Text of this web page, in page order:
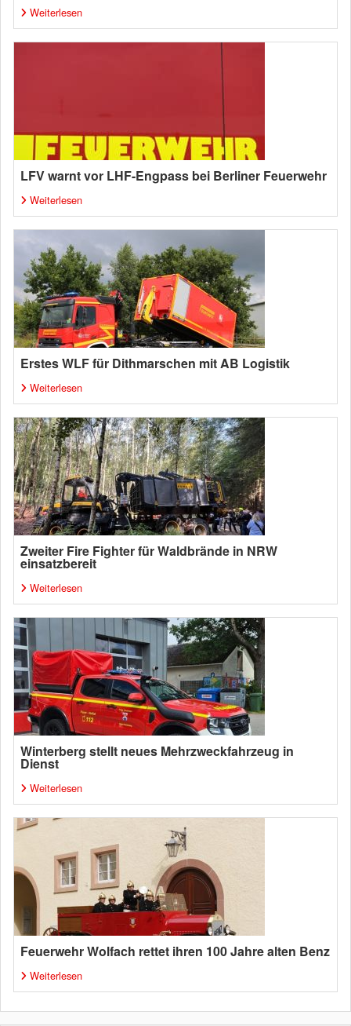
Weiterlesen
LFV warnt vor LHF-Engpass bei Berliner Feuerwehr
Weiterlesen
Erstes WLF für Dithmarschen mit AB Logistik
Weiterlesen
Zweiter Fire Fighter für Waldbrände in NRW
einsatzbereit
Weiterlesen
Winterberg stellt neues Mehrzweckfahrzeug in
Dienst
Weiterlesen
Feuerwehr Wolfach rettet ihren 100 Jahre alten Benz
Weiterlesen